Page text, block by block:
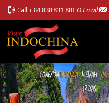
Call+ 84 838 831 881 O Email